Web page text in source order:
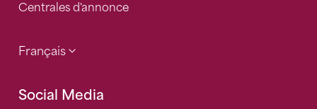
Centrales d'annonce
Français
Social Media